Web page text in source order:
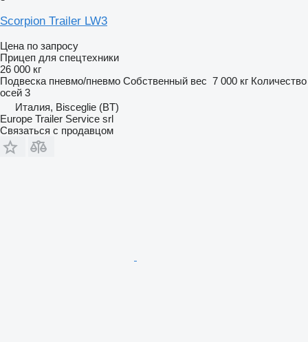
Scorpion Trailer LW3
Цена по запросу
Прицеп для спецтехники
26 000 кг
Подвеска пневмо/пневмо Собственный вес 7 000 кг Количество
осей 3
Италия, Bisceglie (BT)
Europe Trailer Service srl
Связаться с продавцом